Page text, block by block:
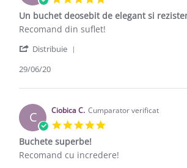
Un buchet deosebit de elegant si
Review by Adriana P. on 29 Jun 2020
review stating Un buchet deosebit de
Recomand din suflet!
Distribuie
29/06/20
C Ciobica C. Cumparator verificat
Buchete superbe!
Review by Ciobica C. on 23 Dec 2019
review stating Buchete superbe!
Recomand cu incredere!